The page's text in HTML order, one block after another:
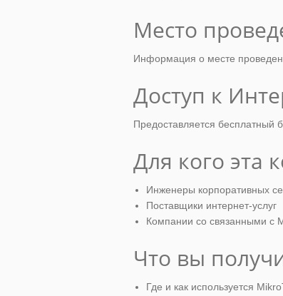
Место
Информация о месте
Доступ к
Предоставляется бесплатный
Для кого эта
Инженеры корпоративных
Поставщики интернет-услуг
Компании со связанными с
Что вы
Где и как используется